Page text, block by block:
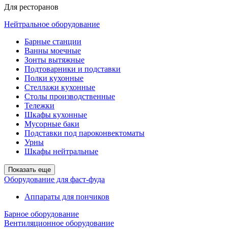
Для ресторанов
Нейтральное оборудование
Барные станции
Ванны моечные
Зонты вытяжные
Подтоварники и подставки
Полки кухонные
Стеллажи кухонные
Столы производственные
Тележки
Шкафы кухонные
Мусорные баки
Подставки под пароконвектоматы
Урны
Шкафы нейтральные
Показать еще
Оборудование для фаст-фуда
Аппараты для пончиков
Барное оборудование
Вентиляционное оборудование